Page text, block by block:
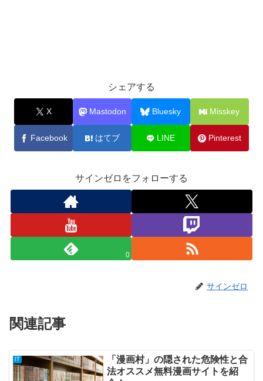
シェアする
X Mastodon Bluesky Misskey
Facebook はてブ LINE Pinterest
サインゼロをフォローする
0
サインゼロ
関連記事
IT
「漫画村」の隠された危険性と合
法オススメ無料漫画サイトを紹